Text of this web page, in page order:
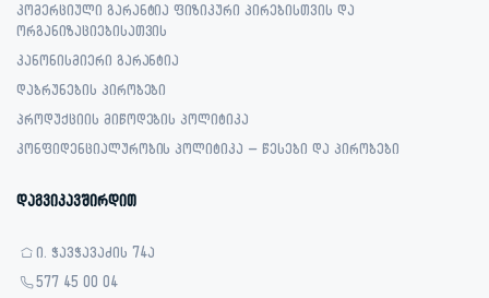
კომერციული გარანტია ფიზიკური პირებისთვის და
ორგანიზაციებისათვის
კანონისმიერი გარანტია
დაბრუნების პირობები
პროდუქციის მიწოდების პოლიტიკა
კონფიდენციალურობის პოლიტიკა – წესები და პირობები
დაგვიკავშირდით
ი. ჭავჭავაძის 74ა
577 45 00 04